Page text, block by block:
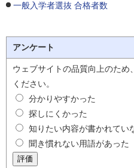
一般入学者選抜 合格者数
アンケート
ウェブサイトの品質向上のた
ください。
分かりやすかった
探しにくかった
知りたい内容が書かれてい
聞き慣れない用語があった